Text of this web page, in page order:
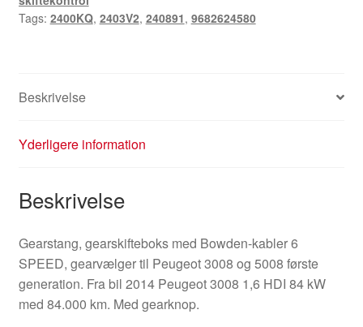
antal
Tags: 2400KQ, 2403V2, 240891, 9682624580
Beskrivelse
Yderligere information
Beskrivelse
Gearstang, gearskifteboks med Bowden-kabler 6
SPEED, gearvælger til Peugeot 3008 og 5008 første
generation. Fra bil 2014 Peugeot 3008 1,6 HDI 84 kW
med 84.000 km. Med gearknop.